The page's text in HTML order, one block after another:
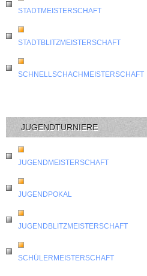
STADTMEISTERSCHAFT
STADTBLITZMEISTERSCHAFT
SCHNELLSCHACHMEISTERSCHAFT
JUGENDTURNIERE
JUGENDMEISTERSCHAFT
JUGENDPOKAL
JUGENDBLITZMEISTERSCHAFT
SCHÜLERMEISTERSCHAFT